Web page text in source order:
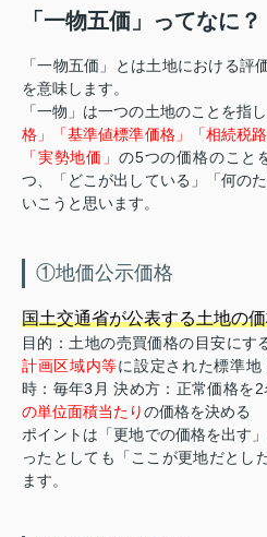
「一物五価」ってなに？
「一物五価」とは土地における評
を意味します。
「一物」は一つの土地のことを指
格」「基準値標準価格」「相続税
「実勢地価」 の5つの価格のこと
つ、「どこが出している」「何の
いこうと思います。
①地価公示価格
国土交通省が公表する土地の
目的：土地の売買価格の目安にす
計画区域内等に設定された標準
時：毎年3月 決め方：正常価格を
の単位面積当たりの価格を決める
ポイントは「更地での価格を出す
ったとしても「ここが更地だとし
ます。